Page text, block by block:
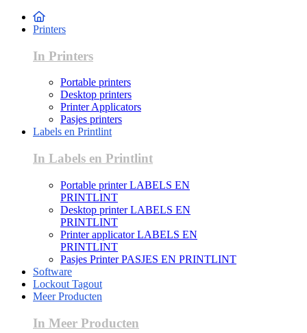
Printers
In Printers
Portable printers
Desktop printers
Printer Applicators
Pasjes printers
Labels en Printlint
In Labels en Printlint
Portable printer LABELS EN
PRINTLINT
Desktop printer LABELS EN
PRINTLINT
Printer applicator LABELS EN
PRINTLINT
Pasjes Printer PASJES EN PRINTLINT
Software
Lockout Tagout
Meer Producten
In Meer Producten